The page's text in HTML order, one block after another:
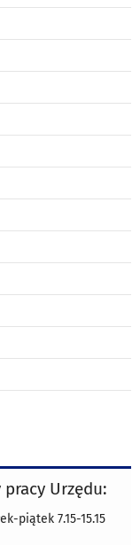
pracy Urzędu:
piątek 7.15-15.15